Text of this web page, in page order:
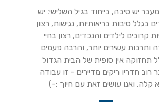
יש סיבה, בייחוד בגיל השלישי: יש
בגלל סיבות בריאותיות, נגישות, רצון
קרובים לילדים והנכדים, רצון בחיי
ותרבות עשירים יותר, והרבה פעמים
תחזוקה אין סופית של הבית הגדול
רוב חדריו ריקים מדיירים - זו עבודה
קלה, ואנו עושים זאת עם חיוך :-)